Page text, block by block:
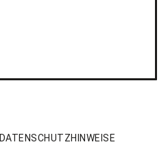
DATENSCHUTZHINWEISE